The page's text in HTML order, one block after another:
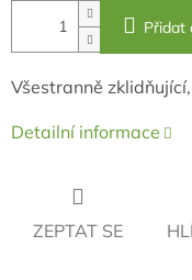
Přidat
Všestranně
Detailní informace
ZEPTAT SE